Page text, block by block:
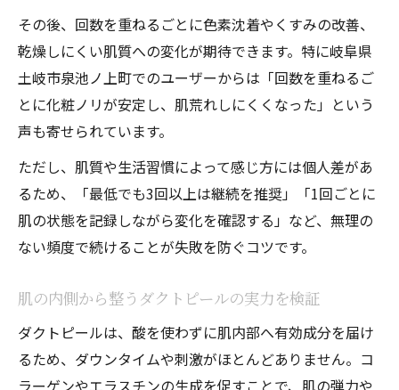
その後、回数を重ねるごとに色素沈着やくすみの改善、
乾燥しにくい肌質への変化が期待できます。特に岐阜県
土岐市泉池ノ上町でのユーザーからは「回数を重ねるご
とに化粧ノリが安定し、肌荒れしにくくなった」という
声も寄せられています。
ただし、肌質や生活習慣によって感じ方には個人差があ
るため、「最低でも3回以上は継続を推奨」「1回ごとに
肌の状態を記録しながら変化を確認する」など、無理の
ない頻度で続けることが失敗を防ぐコツです。
肌の内側から整うダクトピールの実力を検証
ダクトピールは、酸を使わずに肌内部へ有効成分を届け
るため、ダウンタイムや刺激がほとんどありません。コ
ラーゲンやエラスチンの生成を促すことで、肌の弾力や